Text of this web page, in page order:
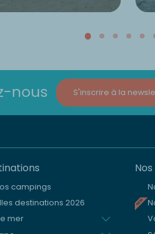
nous S'inscrire à la
campings
destinations 2026
mer